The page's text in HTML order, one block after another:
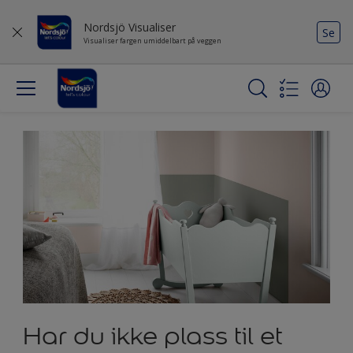
Nordsjö Visualiser
Visualiser fargen umiddelbart på veggen
Se
Har du ikke plass til et